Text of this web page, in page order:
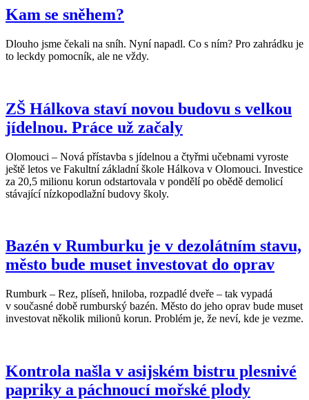
Kam se sněhem?
Dlouho jsme čekali na sníh. Nyní napadl. Co s ním? Pro zahrádku je
to leckdy pomocník, ale ne vždy.
ZŠ Hálkova staví novou budovu s velkou
jídelnou. Práce už začaly
Olomouci – Nová přístavba s jídelnou a čtyřmi učebnami vyroste
ještě letos ve Fakultní základní škole Hálkova v Olomouci. Investice
za 20,5 milionu korun odstartovala v pondělí po obědě demolicí
stávající nízkopodlažní budovy školy.
Bazén v Rumburku je v dezolátním stavu,
město bude muset investovat do oprav
Rumburk – Rez, plíseň, hniloba, rozpadlé dveře – tak vypadá
v současné době rumburský bazén. Město do jeho oprav bude muset
investovat několik milionů korun. Problém je, že neví, kde je vezme.
Kontrola našla v asijském bistru plesnivé
papriky a páchnoucí mořské plody